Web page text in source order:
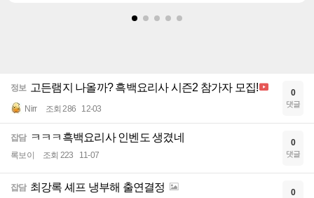
정보 고든램지 나올까? 흑백요리사 시즌2 참가자 모집!
Nirr 조회 286 12-03
0
댓글
잡담 ㅋㅋㅋ흑백요리사 인벤도 생겼네
록보이 조회 223 11-07
0
댓글
잡담 최강록 셰프 냉부해 출연결정 0